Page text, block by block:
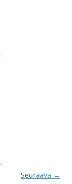
.
Seuraava →